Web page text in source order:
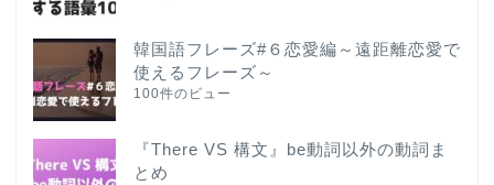
韓国語フレーズ#６恋愛編～遠距離恋愛で
使えるフレーズ～
100件のビュー
『There VS 構文』be動詞以外の動詞ま
とめ